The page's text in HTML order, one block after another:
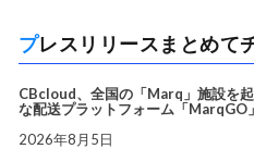
プレスリリースまとめて
CBcloud、全国の「Marq」施設を
な配送プラットフォーム「MarqGO
2026年8月5日